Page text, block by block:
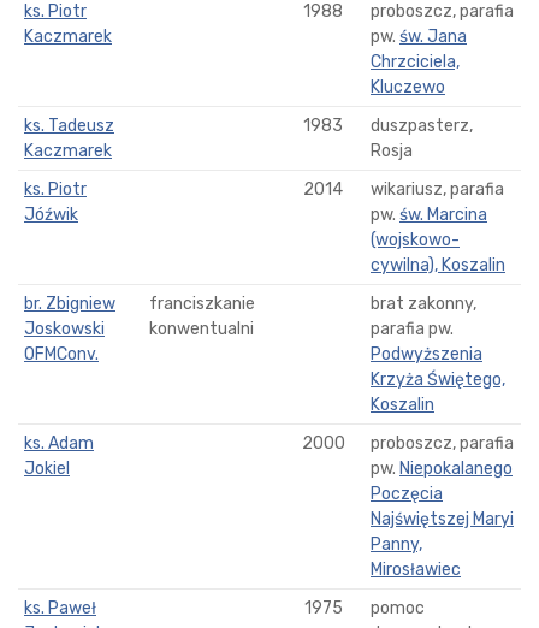
ks. Piotr
Kaczmarek
1988
proboszcz, parafia
pw. św. Jana
Chrzciciela,
Kluczewo
ks. Tadeusz
Kaczmarek
1983
duszpasterz,
Rosja
ks. Piotr
Jóźwik
2014
wikariusz, parafia
pw. św. Marcina
(wojskowo-
cywilna), Koszalin
br. Zbigniew
Joskowski
OFMConv.
franciszkanie
konwentualni
brat zakonny,
parafia pw.
Podwyższenia
Krzyża Świętego,
Koszalin
ks. Adam
Jokiel
2000
proboszcz, parafia
pw. Niepokalanego
Poczęcia
Najświętszej Maryi
Panny,
Mirosławiec
ks. Paweł
1975
pomoc